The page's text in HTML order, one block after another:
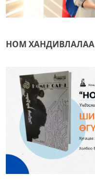
НОМ ХАНДИВЛАЛАА